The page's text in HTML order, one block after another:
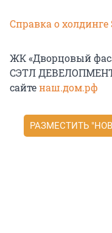
Справка о холдинге
ЖК «Дворцовый
СЭТЛ
сайтенаш.дом.рф
РАЗМЕСТИТЬ